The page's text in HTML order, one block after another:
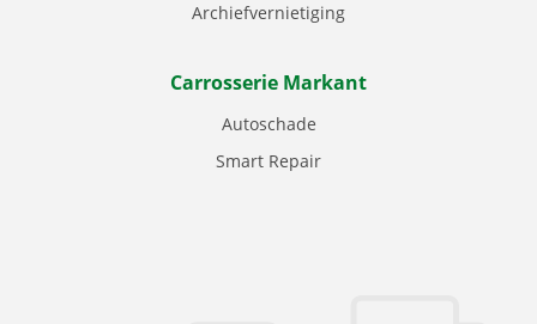
Archiefvernietiging
Carrosserie Markant
Autoschade
Smart Repair